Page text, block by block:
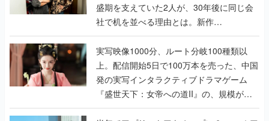
盛期を支えていた2人が、30年後に同じ会
社で机を並べる理由とは。新作
『TATSUJIN EXTREME』で初タッグを組
んだレジェンド2人に訊く開発秘話
実写映像1000分、ルート分岐100種類以
上。配信開始5日で100万本を売った、中国
発の実写インタラクティブドラマゲーム
『盛世天下：女帝への道II』の、規模が違
うこだわりをプロデューサーに聞いた